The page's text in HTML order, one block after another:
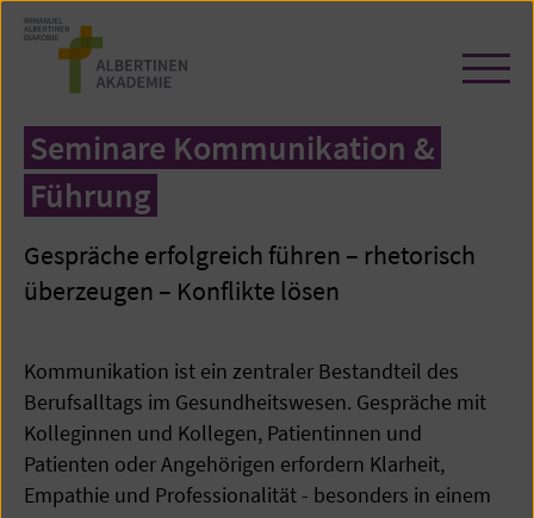
Zum
Seiteninhalt
springen
Seminare Kommunikation &
Führung
Gespräche erfolgreich führen – rhetorisch
überzeugen – Konflikte lösen
Kommunikation ist ein zentraler Bestandteil des
Berufsalltags im Gesundheitswesen. Gespräche mit
Kolleginnen und Kollegen, Patientinnen und
Patienten oder Angehörigen erfordern Klarheit,
Empathie und Professionalität - besonders in einem